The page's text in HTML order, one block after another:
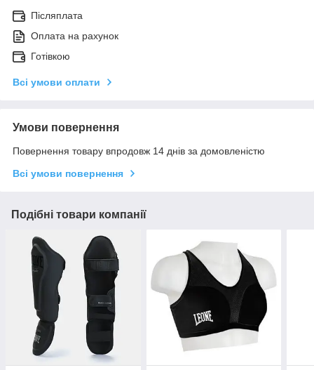
Післяплата
Оплата на рахунок
Готівкою
Всі умови оплати
Умови повернення
Повернення товару впродовж 14 днів за домовленістю
Всі умови повернення
Подібні товари компанії